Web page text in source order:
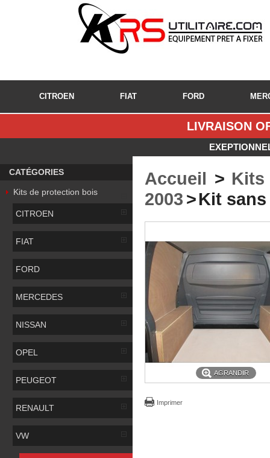
CITROEN FIAT FORD
LIVRAISON
CATÉGORIES
Kits de protection bois
CITROEN
FIAT
FORD
MERCEDES
NISSAN
OPEL
PEUGEOT
RENAULT
VW
Accueil > Kits
2003 >Kit
AGRANDIR
Imprimer